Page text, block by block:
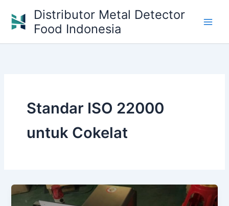
content
Distributor Metal Detector
Food Indonesia
Standar ISO 22000
untuk Cokelat